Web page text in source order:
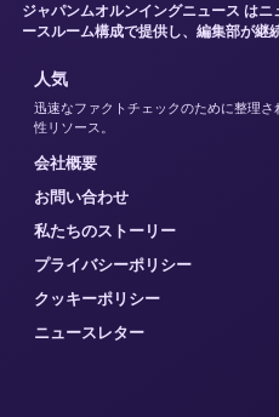
ジャパンムオルンイングニュース は
ースルーム構成で提供し、編集部が継
人気
迅速なファクトチェックのために整理
性リソース。
会社概要
お問い合わせ
私たちのストーリー
プライバシーポリシー
クッキーポリシー
ニュースレター